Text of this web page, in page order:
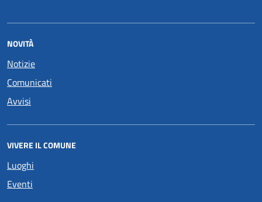
NOVITÀ
Notizie
Comunicati
Avvisi
VIVERE IL COMUNE
Luoghi
Eventi